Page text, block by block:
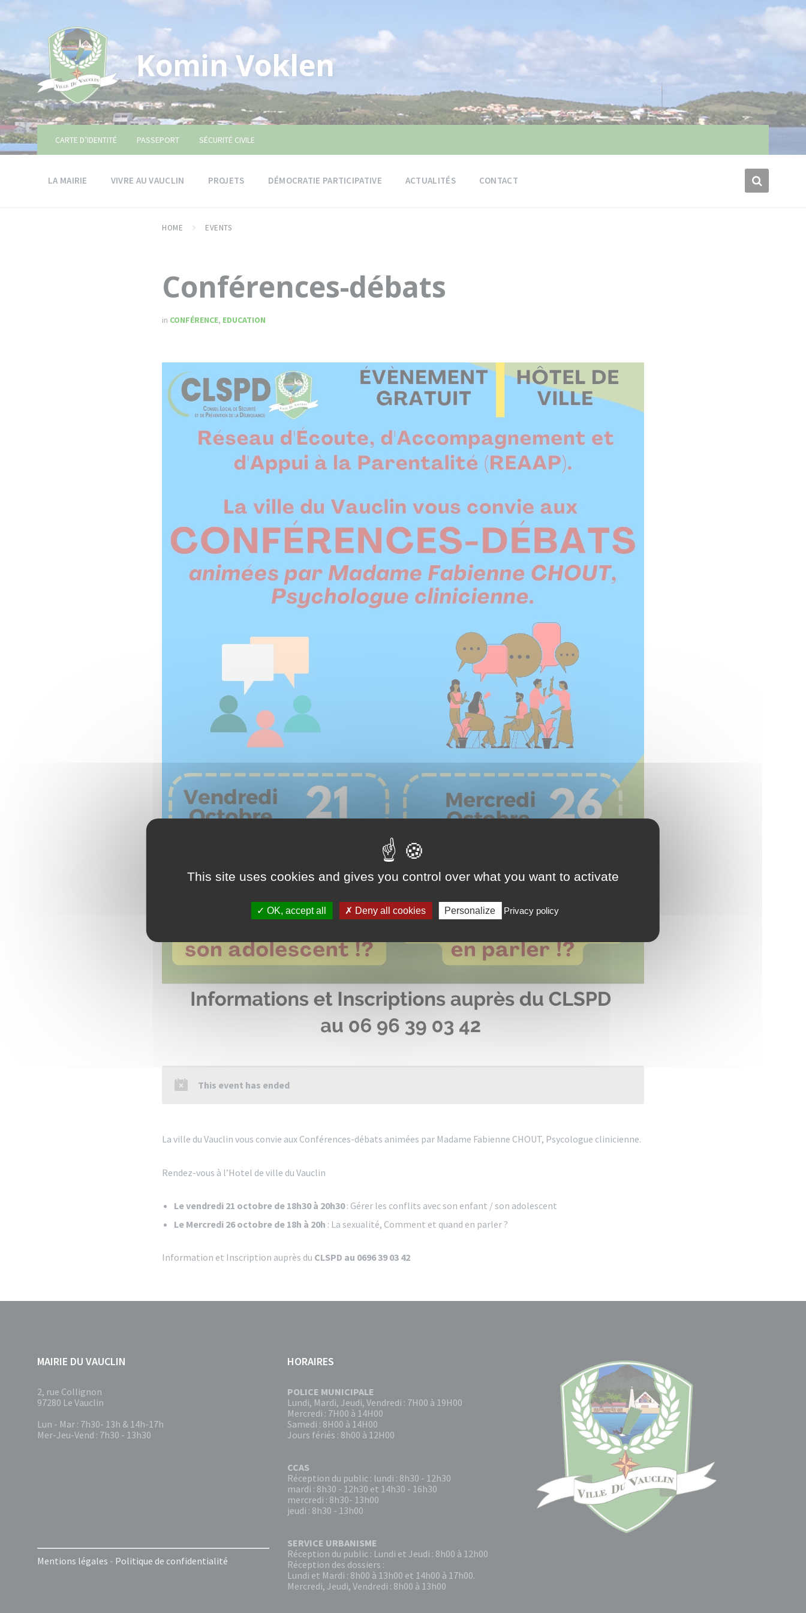
Komin Voklen
CARTE D’IDENTITÉ PASSEPORT SÉCURITÉ CIVILE
LA MAIRIE VIVRE AU VAUCLIN PROJETS DÉMOCRATIE PARTICIPATIVE ACTUALITÉS CONTACT
HOME EVENTS
Conférences-débats
in CONFÉRENCE, EDUCATION
This event has ended
La ville du Vauclin vous convie aux Conférences-débats animées par Madame Fabienne CHOUT, Psycologue clinicienne.
Rendez-vous à l’Hotel de ville du Vauclin
Le vendredi 21 octobre de 18h30 à 20h30: Gérer les conflits avec son enfant / son adolescent
Le Mercredi 26 octobre de 18h à 20h : La sexualité, Comment et quand en parler ?
Information et Inscription auprès du CLSPD au 0696 39 03 42
MAIRIE DU VAUCLIN
2, rue Collignon
97280 Le Vauclin
Lun - Mar : 7h30- 13h & 14h-17h
Mer-Jeu-Vend : 7h30 - 13h30
Mentions légales - Politique de confidentialité
HORAIRES
POLICE MUNICIPALE
Lundi, Mardi, Jeudi, Vendredi : 7H00 à 19H00
Mercredi : 7H00 à 14H00
Samedi : 8H00 à 14H00
Jours fériés : 8h00 à 12H00
CCAS
Réception du public : lundi : 8h30 - 12h30
mardi : 8h30 - 12h30 et 14h30 - 16h30
mercredi : 8h30- 13h00
jeudi : 8h30 - 13h00
SERVICE URBANISME
Réception du public : Lundi et Jeudi : 8h00 à 12h00
Réception des dossiers :
Lundi et Mardi : 8h00 à 13h00 et 14h00 à 17h00.
Mercredi, Jeudi, Vendredi : 8h00 à 13h00
This site uses cookies and gives you control over what you want to activate
OK, accept all Deny all cookies Personalize Privacy policy